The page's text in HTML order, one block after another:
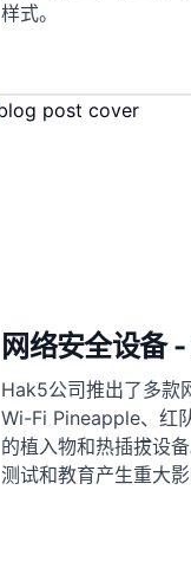
样式。
网络安全设备
Hak5公司推出了多款
Wi-Fi Pineapple、红
的植入物和热插拔设
测试和教育产生重大影